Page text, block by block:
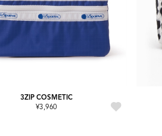
3ZIP COSMETIC
¥3,960